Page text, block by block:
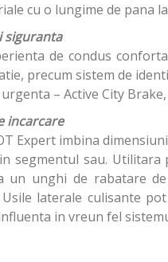
cu o lungime de pana
siguranta
de condus
precum sistem de
– Active City
incarcare
Expert imbina
segmentul sau.
un unghi de rabatare
laterale culisante
in vreun fel